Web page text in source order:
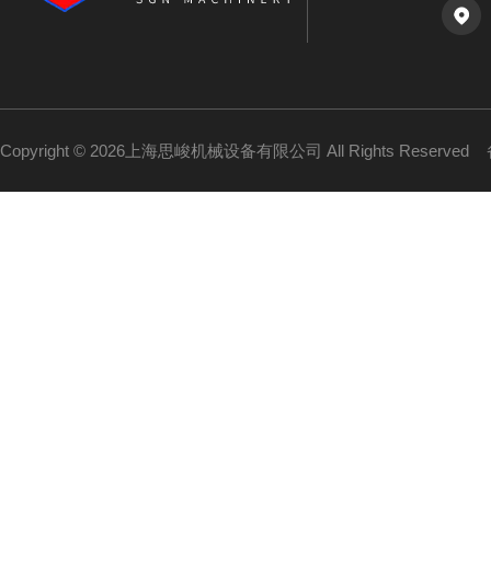
Copyright © 2026上海思峻机械设备有限公司 All Rights Reserved